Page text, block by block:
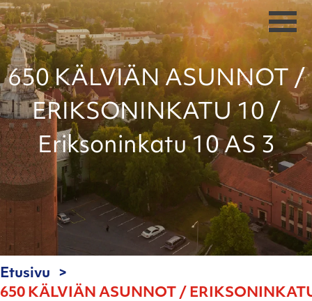
650 KÄLVIÄN ASUNNOT /
ERIKSONINKATU 10 /
Eriksoninkatu 10 AS 3
Etusivu
650 KÄLVIÄN ASUNNOT /